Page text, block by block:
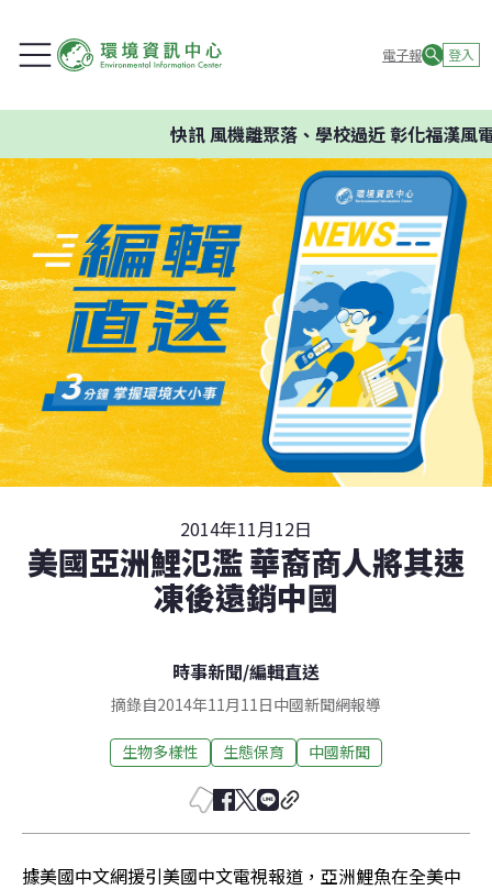
電子報 登入
快訊風機離聚落、學校過近 彰化福漢風電
2014年11月12日
美國亞洲鯉氾濫 華裔商人將其速
凍後遠銷中國
時事新聞/編輯直送
摘錄自2014年11月11日中國新聞網報導
生物多樣性 生態保育 中國新聞
據美國中文網援引美國中文電視報道，亞洲鯉魚在全美中